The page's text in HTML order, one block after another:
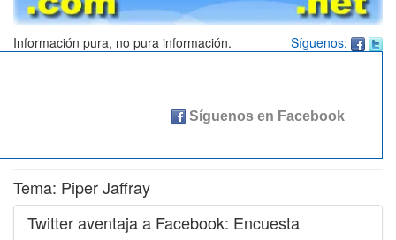
Síguenos:
Información pura, no pura información.
Tema: Piper Jaffray
Twitter aventaja a Facebook: Encuesta